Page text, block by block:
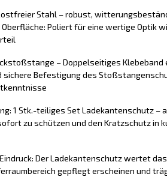
Stahl – robust,
Poliert für eine wertige Optik
– Doppelseitiges Klebeband
sichere Befestigung des
1 Stk.-teiliges Set Ladekantenschutz –
zu schützen und den Kratzschutz in
Der Ladekantenschutz wertet
gepflegt erscheinen und